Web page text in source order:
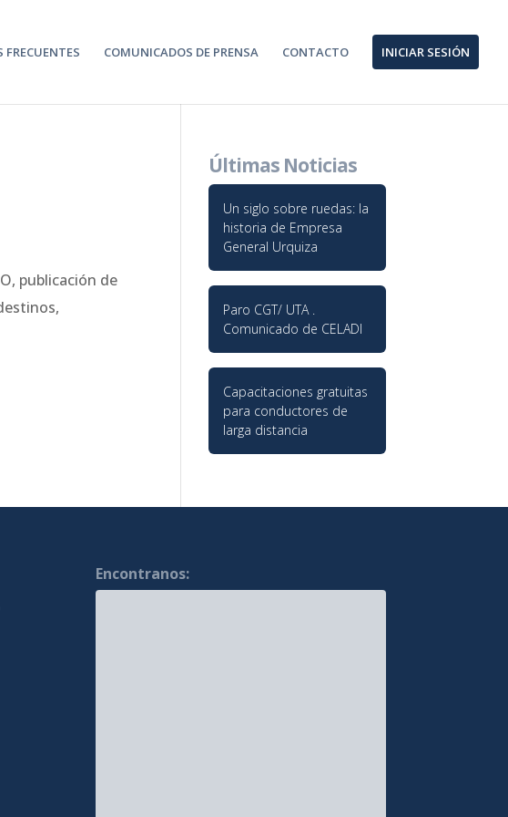
FRECUENTES COMUNICADOS DE PRENSA CONTACTO INICIAR SESIÓN
publicación de
Últimas Noticias
Un siglo sobre ruedas: la
historia de Empresa
General Urquiza
Paro CGT/ UTA .
Comunicado de CELADI
Capacitaciones gratuitas
para conductores de
larga distancia
Encontranos: